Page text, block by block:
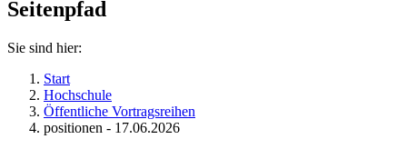
Seitenpfad
Sie sind hier:
Start
Hochschule
Öffentliche Vortragsreihen
positionen - 17.06.2026